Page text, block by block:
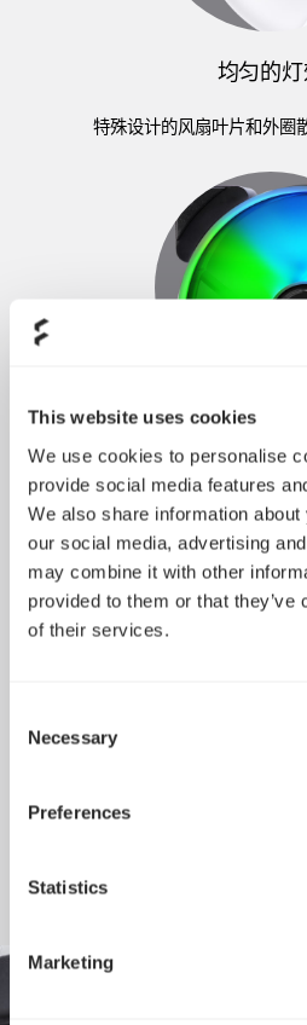
This website uses cookies
We use cookies to personalise
provide social media features
We also share information
our social media, advertising
may combine it with other
provided to them or that
of their services.
Selection
Necessary
Preferences
Statistics
Marketing
均匀的
特殊设计的风扇叶片和外圈
鲜艳的色
六颗装在轮轴上可寻址的RGB
LLS (Long Life Sleeve)轴承